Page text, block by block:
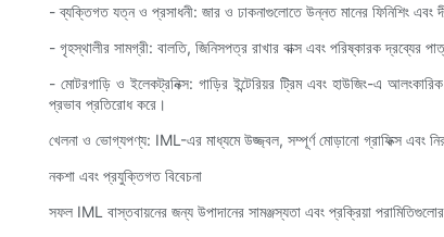
- ব্যক্তিগত যত্ন ও প্রসাধনী: জার ও ঢাকনাগুলোতে উন্নত মানের ফিনিশিং এবং
- গৃহস্থালীর সামগ্রী: বালতি, জিনিসপত্র রাখার বাক্স এবং পরিষ্কারক
- মোটরগাড়ি ও ইলেকট্রনিক্স: গাড়ির ইন্টেরিয়র ট্রিম এবং হাউজিং-এ
প্রভাব প্রতিরোধ করে।
খেলনা ও ভোগ্যপণ্য: IML-এর মাধ্যমে উজ্জ্বল, সম্পূর্ণ মোড়ানো গ্রাফিক্স এবং
নকশা এবং প্রযুক্তিগত বিবেচনা
সফল IML বাস্তবায়নের জন্য উপাদানের সামঞ্জস্যতা এবং প্রক্রিয়া